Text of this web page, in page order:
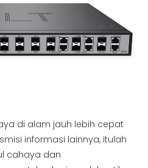
di alam jauh lebih cepat
informasi lainnya, itulah
cahaya dan